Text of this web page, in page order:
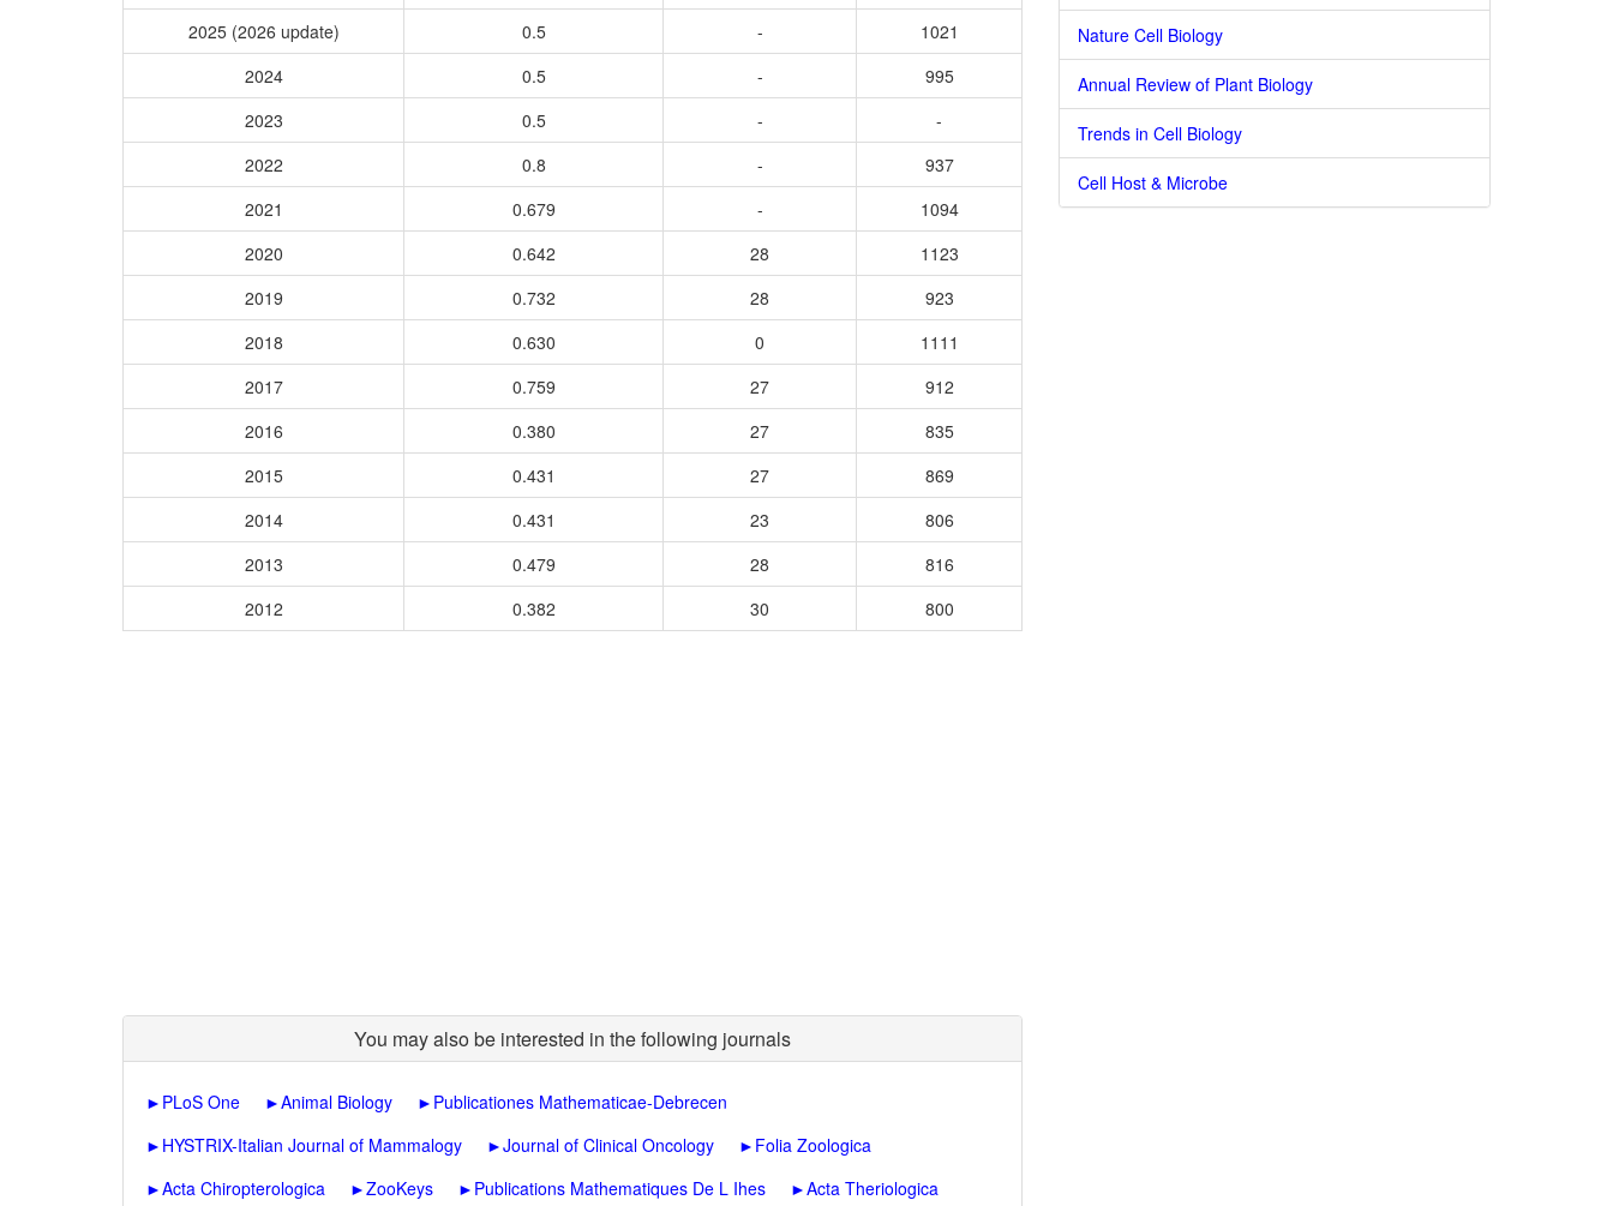
2025 (2026 update)
0.5 -
1021
2024
0.5 -
995
2023
0.5 -
-
2022
0.8 -
937
2021
0.679 -
1094
2020
0.642 28
1123
2019
0.732 28
923
2018
0.630 0
1111
2017
0.759 27
912
2016
0.380 27
835
2015
0.431 27
869
2014
0.431 23
806
2013
0.479 28
816
2012
0.382 30 800
You may also be interested in the following journals
► PLoS One ►Animal Biology ► Publicationes Mathematicae-Debrecen
► HYSTRIX-Italian Journal of Mammalogy ►Journal of Clinical Oncology ► Folia Zoologica
►Acta Chiropterologica ►ZooKeys ► Publications Mathematiques De L Ihes ►Acta Theriologica
Nature Cell Biology
Annual Review of Plant Biology
Trends in Cell Biology
Cell Host & Microbe